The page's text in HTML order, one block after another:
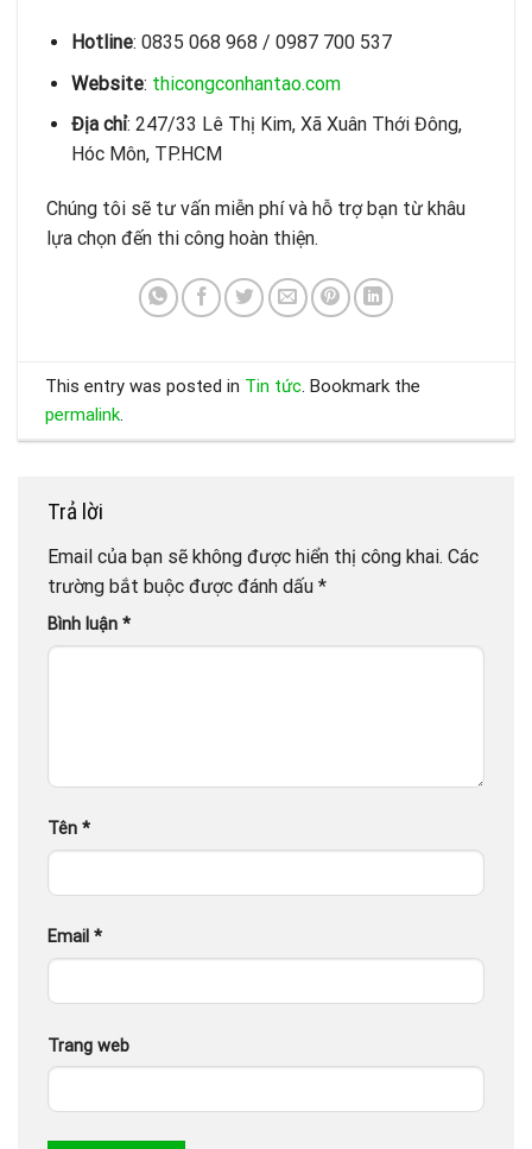
Hotline: 0835 068 968 / 0987 700 537
Website: thicongconhantao.com
Địa chỉ: 247/33 Lê Thị Kim, Xã Xuân Thới Đông,
Hóc Môn, TP.HCM
Chúng tôi sẽ tư vấn miễn phí và hỗ trợ bạn từ khâu
lựa chọn đến thi công hoàn thiện.
This entry was posted in Tin tức. Bookmark the
permalink.
Trả lời
Email của bạn sẽ không được hiển thị công khai. Các
trường bắt buộc được đánh dấu *
Bình luận *
Tên *
Email *
Trang web